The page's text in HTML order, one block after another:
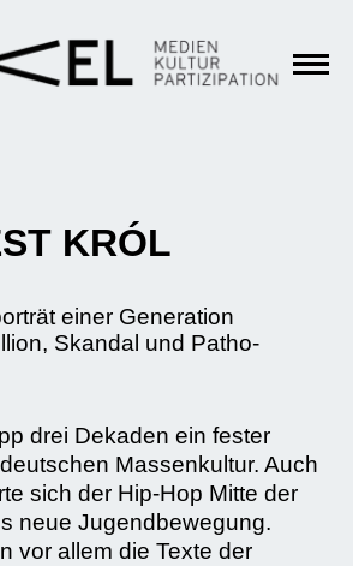
KRÓL
einer Generation
Skandal und Patho-
drei Dekaden ein fester
Massenkultur. Auch
sich der Hip-Hop Mitte der
neue Jugendbewegung.
vor allem die Texte der